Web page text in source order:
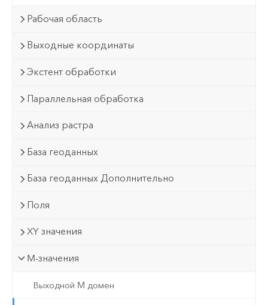
Рабочая область
Выходные координаты
Экстент обработки
Параллельная обработка
Анализ растра
База геоданных
База геоданных Дополнительно
Поля
XY значения
M-значения
Выходной M домен